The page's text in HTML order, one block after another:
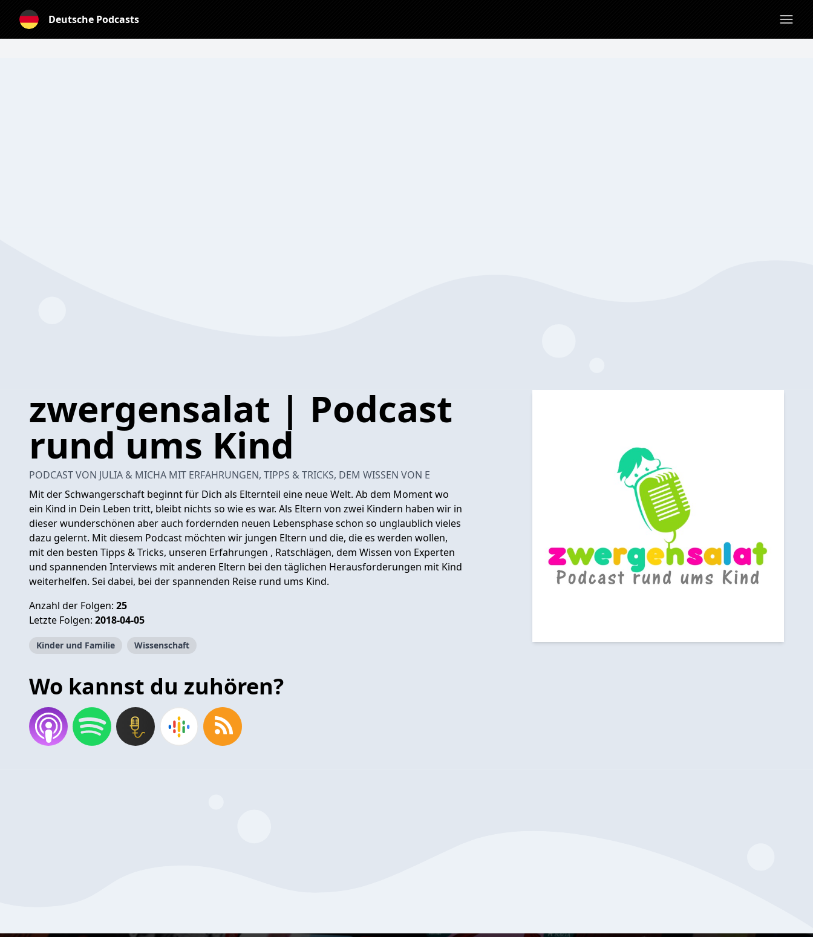
Deutsche Podcasts
zwergensalat | Podcast
rund ums Kind
PODCAST VON JULIA & MICHA MIT ERFAHRUNGEN, TIPPS & TRICKS, DEM WISSEN VON E
Mit der Schwangerschaft beginnt für Dich als Elternteil eine neue Welt. Ab dem Moment wo
ein Kind in Dein Leben tritt, bleibt nichts so wie es war. Als Eltern von zwei Kindern haben wir in
dieser wunderschönen aber auch fordernden neuen Lebensphase schon so unglaublich vieles
dazu gelernt. Mit diesem Podcast möchten wir jungen Eltern und die, die es werden wollen,
mit den besten Tipps & Tricks, unseren Erfahrungen , Ratschlägen, dem Wissen von Experten
und spannenden Interviews mit anderen Eltern bei den täglichen Herausforderungen mit Kind
weiterhelfen. Sei dabei, bei der spannenden Reise rund ums Kind.
Anzahl der Folgen: 25
Letzte Folgen: 2018-04-05
Kinder und Familie Wissenschaft
Wo kannst du zuhören?